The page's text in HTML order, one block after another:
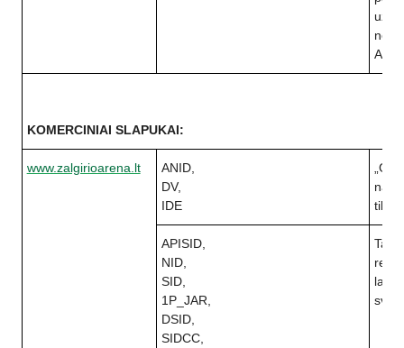
KOMERCINIAI SLAPUKAI:
www.zalgirioarena.lt
ANID,
DV,
IDE
APISID,
NID,
SID,
1P_JAR,
DSID,
SIDCC,
Tai